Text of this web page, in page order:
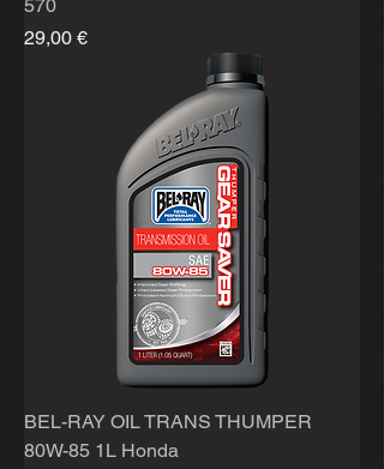
570
Hinta
29,00 €
BEL-RAY OIL TRANS THUMPER
80W-85 1L Honda